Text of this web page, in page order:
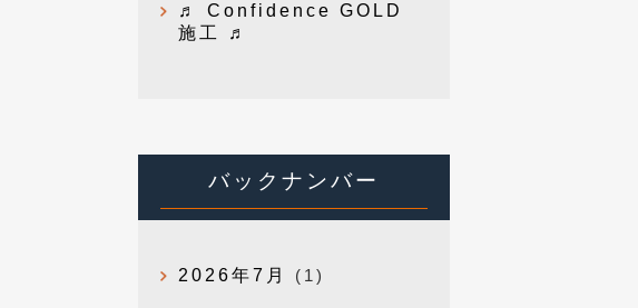
♬ Confidence GOLD
施工 ♬
バックナンバー
2026年7月 (1)